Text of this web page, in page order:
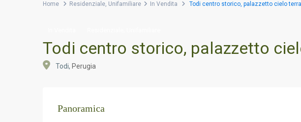
Home Residenziale, Unifamiliare In Vendita Todi centro storico, palazzetto cielo
Todi centro storico, palazzetto
Todi, Perugia
Panoramica